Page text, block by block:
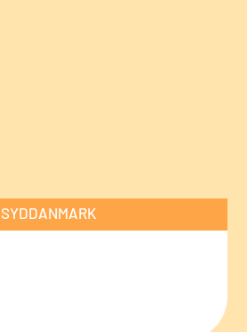
SYDDANMARK